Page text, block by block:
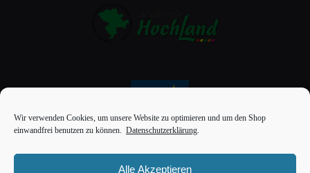
Wir verwenden Cookies, um unsere Website zu optimieren und um den Shop
einwandfrei benutzen zu können. Datenschutzerklärung.
Alle Akzeptieren